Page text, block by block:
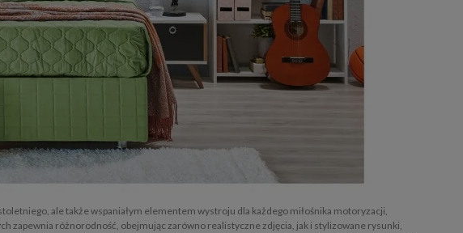
ale także wspaniałym elementem wystroju dla każdego miłośnika motoryzacji,
zapewnia różnorodność, obejmując zarówno realistyczne zdjęcia, jak i stylizowane rysunki,